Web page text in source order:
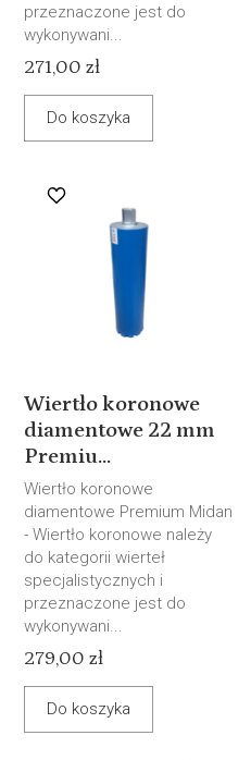
przeznaczone jest do
wykonywani...
271,00 zł
Do koszyka
Wiertło koronowe
diamentowe 22 mm
Premiu...
Wiertło koronowe
diamentowe Premium Midan
- Wiertło koronowe należy
do kategorii wierteł
specjalistycznych i
przeznaczone jest do
wykonywani...
279,00 zł
Do koszyka